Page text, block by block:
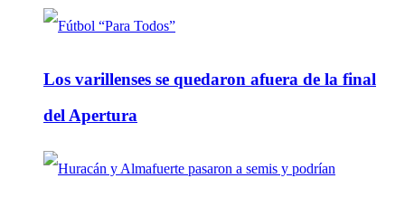
Los varillenses se quedaron afuera de la final
del Apertura